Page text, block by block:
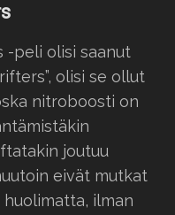
-peli olisi saanut
olisi se ollut
nitroboosti on
joutuu
eivät mutkat
ilman